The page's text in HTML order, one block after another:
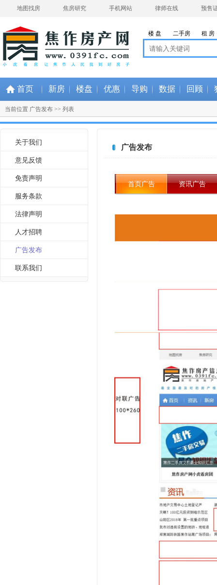
地图找房 焦房研究 手机网站 律师在线 预售
楼 盘 二手房 租 房
首页 新房 楼盘 优惠 导购 数据 回顾
当前位置 广告发布 >> 列表
关于我们
意见反馈
免责声明
服务条款
法律声明
人才招聘
广告发布
联系我们
广告发布
首页广告 资讯广告